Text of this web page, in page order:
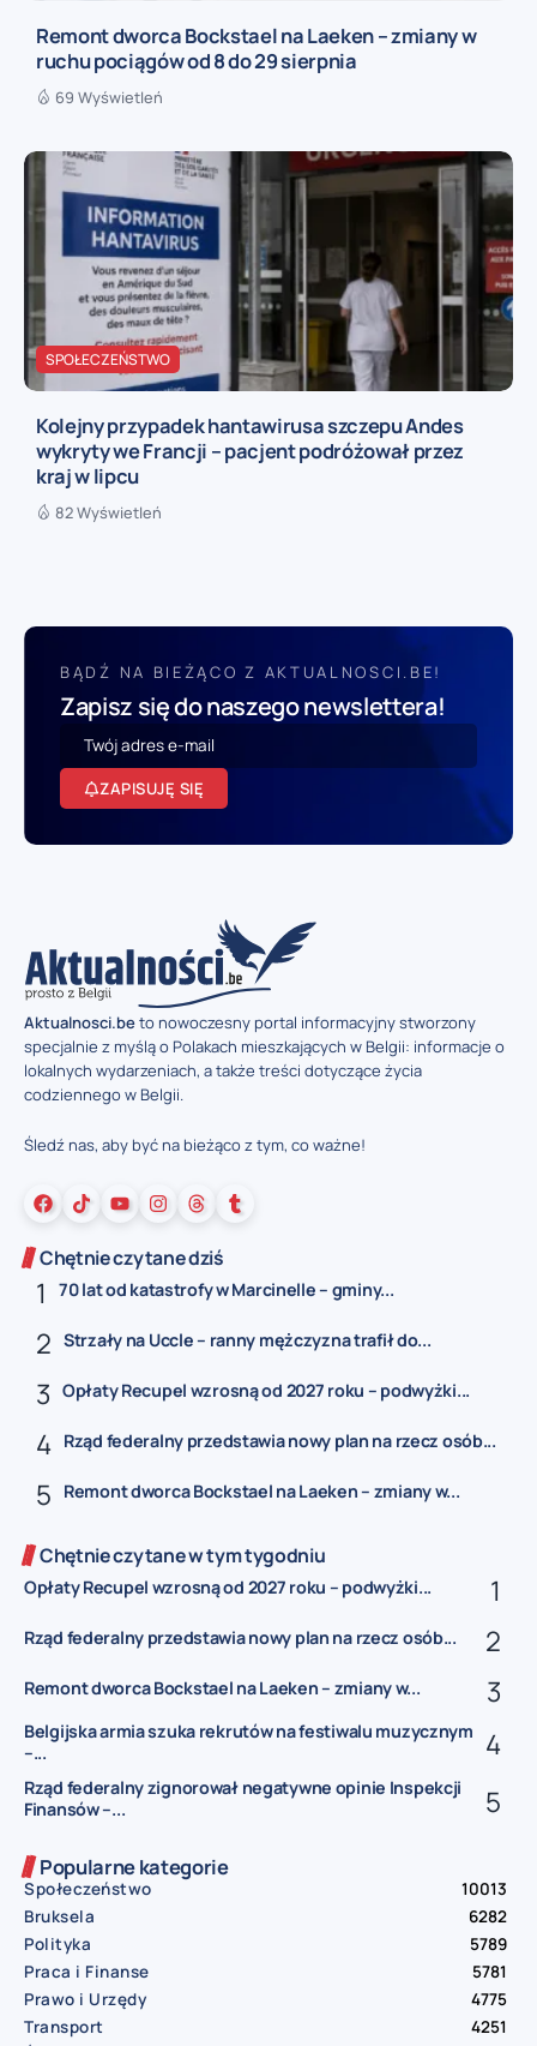
Remont dworca Bockstael na Laeken – zmiany w
ruchu pociągów od 8 do 29 sierpnia
69 Wyświetleń
SPOŁECZEŃSTWO
Kolejny przypadek hantawirusa szczepu Andes
wykryty we Francji – pacjent podróżował przez
kraj w lipcu
82 Wyświetleń
BĄDŹ NA BIEŻĄCO Z AKTUALNOSCI.BE!
Zapisz się do naszego newslettera!
ZAPISUJĘ SIĘ
Aktualnosci.beto nowoczesny portal informacyjny stworzony
specjalnie z myślą o Polakach mieszkających w Belgii: informacje o
lokalnych wydarzeniach, a także treści dotyczące życia
codziennego w Belgii.
Śledź nas, aby być na bieżąco z tym, co ważne!
Chętnie czytane dziś
70 lat od katastrofy w Marcinelle – gminy...
Strzały na Uccle – ranny mężczyzna trafił do...
Opłaty Recupel wzrosną od 2027 roku – podwyżki...
Rząd federalny przedstawia nowy plan na rzecz osób...
Remont dworca Bockstael na Laeken – zmiany w...
Chętnie czytane w tym tygodniu
Opłaty Recupel wzrosną od 2027 roku – podwyżki...
Rząd federalny przedstawia nowy plan na rzecz osób...
Remont dworca Bockstael na Laeken – zmiany w...
Belgijska armia szuka rekrutów na festiwalu muzycznym
–...
Rząd federalny zignorował negatywne opinie Inspekcji
Finansów –...
Popularne kategorie
Społeczeństwo
10013
Bruksela
6282
Polityka
5789
Praca i Finanse
5781
Prawo i Urzędy
4775
Transport
4251